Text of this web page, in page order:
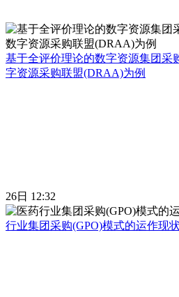
基于全评价理论的数字资源集团
字资源采购联盟(DRAA)为例
26日 12:32
行业集团采购(GPO)模式的运作现